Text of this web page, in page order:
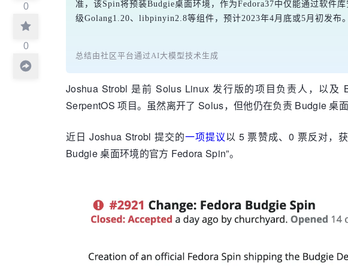
0
0
准，该Spin将预装Budgie桌面环境，作为Fedora37中仅能通过软件
级Golang1.20、libpinyin2.8等组件，预计2023年4月底或5月初发布。
总结由社区平台通过AI大模型技术生成
Joshua Strobl 是前 Solus Linux 发行版的项目负责人，以及
SerpentOS 项目。虽然离开了 Solus，但他仍在负责 Budgie 桌面
近日 Joshua Strobl 提交的一项提议以 5 票赞成、0 票反对，
Budgie 桌面环境的官方 Fedora Spin”。